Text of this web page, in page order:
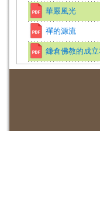
華嚴風光
禪的源流
鐮倉佛教的成